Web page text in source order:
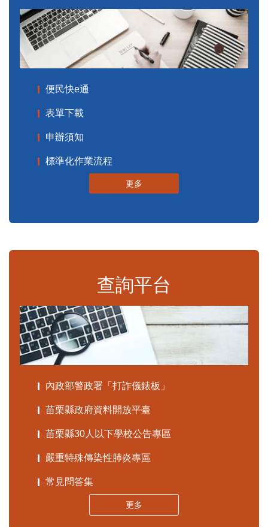
便民快e通
表單下載
申辦須知
標準化作業流程
更多
查詢平台
內政部警政署「打詐儀錶板」
苗栗縣政府資料開放平臺
苗栗縣30人以下學校公告專區
嚴重特殊傳染性肺炎專區
常見問答集
更多